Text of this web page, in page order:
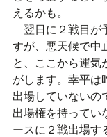
えるかも。
翌日に２戦目が
すが、悪天候で中
と、ここから運気
がします。幸平は
出場していないの
出場権を持ってい
ースに２戦出場す